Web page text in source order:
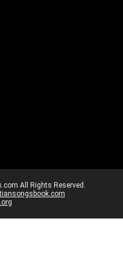
All Rights Reserved.